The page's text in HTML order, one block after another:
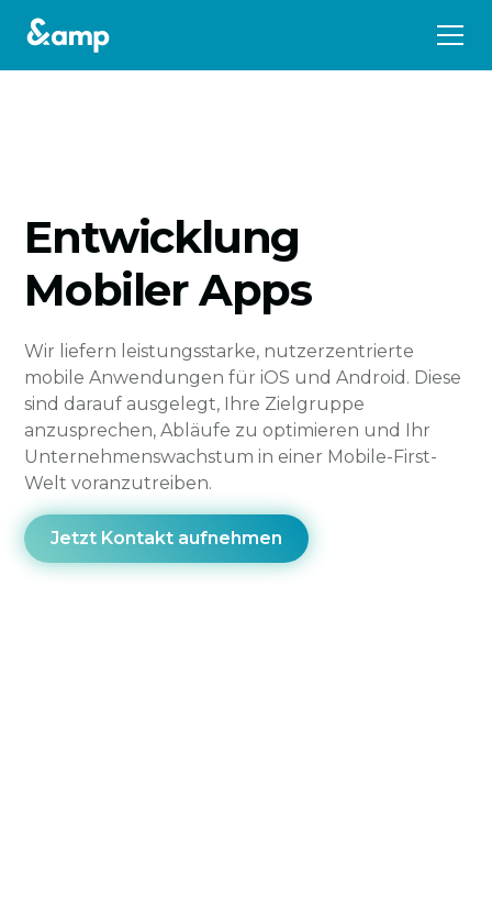
Entwicklung
Mobiler Apps
Wir liefern leistungsstarke, nutzerzentrierte
mobile Anwendungen für iOS und Android. Diese
sind darauf ausgelegt, Ihre Zielgruppe
anzusprechen, Abläufe zu optimieren und Ihr
Unternehmenswachstum in einer Mobile-First-
Welt voranzutreiben.
Jetzt Kontakt aufnehmen